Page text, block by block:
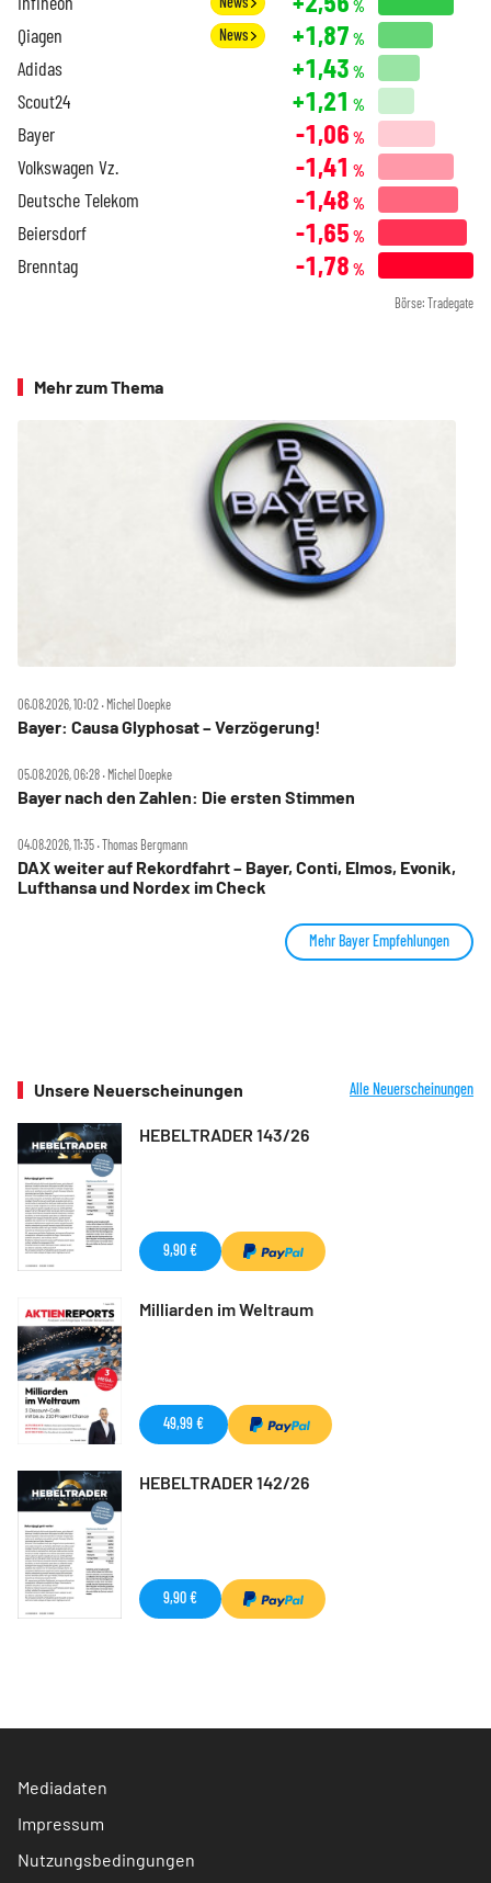
%
Qiagen News +1,87 %
Adidas +1,43 %
Scout24 +1,21 %
Bayer -1,06 %
Volkswagen Vz. -1,41 %
Deutsche Telekom -1,48 %
Beiersdorf -1,65 %
Brenntag -1,78 %
Börse: Tradegate
Mehr zum Thema
06.08.2026, 10:02 ‧ Michel Doepke
Bayer: Causa Glyphosat – Verzögerung!
05.08.2026, 06:28 ‧ Michel Doepke
Bayer nach den Zahlen: Die ersten Stimmen
04.08.2026, 11:35 ‧ Thomas Bergmann
DAX weiter auf Rekordfahrt – Bayer, Conti, Elmos, Evonik,
Lufthansa und Nordex im Check
Mehr Bayer Empfehlungen
Unsere Neuerscheinungen Alle Neuerscheinungen
HEBELTRADER 143/26
9,90 €
Milliarden im Weltraum
49,99 €
HEBELTRADER 142/26
9,90 €
Mediadaten
Impressum
Nutzungsbedingungen